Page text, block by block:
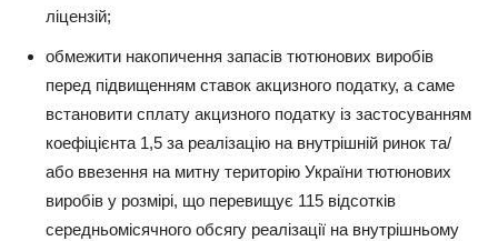
ліцензій;
обмежити накопичення запасів тютюнових виробів
перед підвищенням ставок акцизного податку, а саме
встановити сплату акцизного податку із застосуванням
коефіцієнта 1,5 за реалізацію на внутрішній ринок та/
або ввезення на митну територію України тютюнових
виробів у розмірі, що перевищує 115 відсотків
середньомісячного обсягу реалізації на внутрішньому